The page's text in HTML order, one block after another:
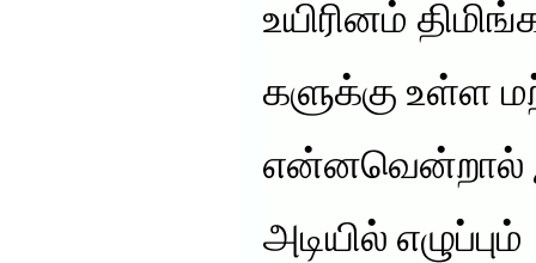
உயிரினம்
களுக்கு உள்ள
என்னவென்றால்
அடியில்